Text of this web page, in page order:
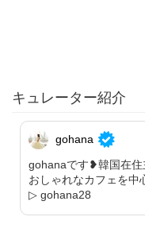
キュレーター紹介
gohana
gohanaです❥韓国在住
おしゃれなカフェを中
▷ gohana28